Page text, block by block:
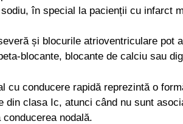
în special la pacienții cu infarct
și blocurile atrioventriculare pot
blocante, blocante de calciu sau
cu conducere rapidă reprezintă o
din clasa Ic, atunci când nu sunt
nodală.